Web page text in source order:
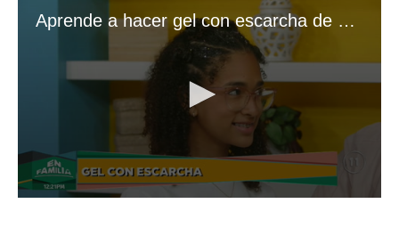
Aprende a hacer gel con escarcha de colores para compartir en familia desde el hogar